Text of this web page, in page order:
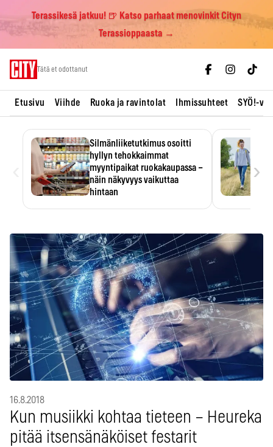
Terassikesä jatkuu! 🍺 Katso parhaat menovinkit Cityn
Terassioppaasta →
Tätä et odottanut
Etusivu Viihde Ruoka ja ravintolat Ihmissuhteet SYÖ!-
Silmänliiketutkimus osoitti
hyllyn tehokkaimmat
myyntipaikat ruokakaupassa –
näin näkyvyys vaikuttaa
hintaan
›
16.8.2018
Kun musiikki kohtaa tieteen – Heureka
pitää itsensänäköiset festarit